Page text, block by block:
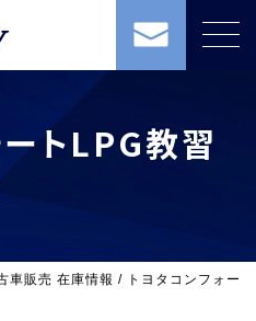
ートLPG教習
車販売 在庫情報 / トヨタコンフォー